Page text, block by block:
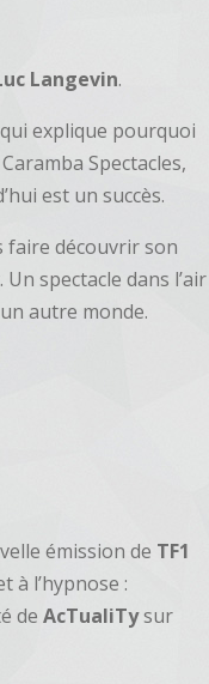
Langevin.
explique pourquoi
Spectacles,
est un succès.
faire découvrir son
spectacle dans l’air
autre monde.
émission de TF1
à l’hypnose :
de AcTualiTysur